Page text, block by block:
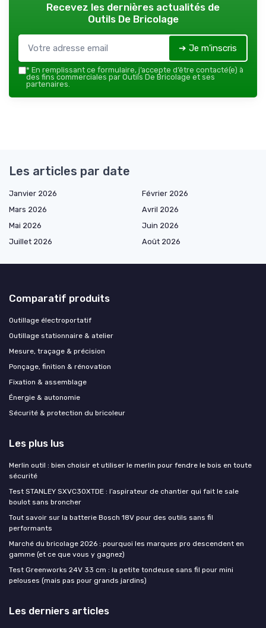
Recevez les dernières actualités de
Outils De Bricolage
➔ Je m'inscris
* En remplissant ce formulaire, j’accepte d’être contacté(e) à
des fins commerciales par Outils De Bricolage et ses
partenaires.
Les articles par date
Janvier 2026
Février 2026
Mars 2026
Avril 2026
Mai 2026
Juin 2026
Juillet 2026
Août 2026
Comparatif produits
Outillage électroportatif
Outillage stationnaire & atelier
Mesure, traçage & précision
Ponçage, finition & rénovation
Fixation & assemblage
Énergie & autonomie
Sécurité & protection du bricoleur
Les plus lus
Merlin outil : bien choisir et utiliser le merlin pour fendre le bois en toute
sécurité
Test STANLEY SXVC30XTDE : l’aspirateur de chantier qui fait le sale
boulot sans broncher
Tout savoir sur la batterie Bosch 18V pour des outils sans fil
performants
Marché du bricolage 2026 : pourquoi les marques pro descendent en
gamme (et ce que vous y gagnez)
Test Greenworks 24V 33 cm : la petite tondeuse sans fil pour mini
pelouses (mais pas pour grands jardins)
Les derniers articles